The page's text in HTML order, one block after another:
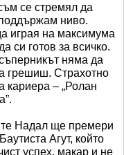
се стремял да
ниво.
играя на максимума
си готов за всичко.
няма да
грешиш. Страхотно
кариера – „Ролан
Надал ще премери
Агут, който
успех, макар и не